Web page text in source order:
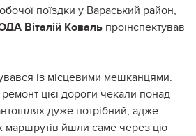
поїздки у Вараський район,
Віталій Коваль проінспектував
із місцевими мешканцями.
цієї дороги чекали понад
дуже потрібний, адже
маршрутів йшли саме через цю